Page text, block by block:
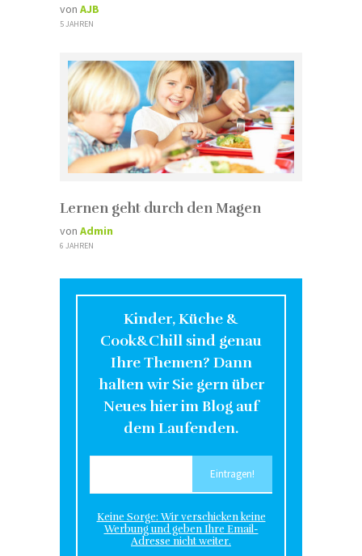
von AJB
5 JAHREN
Lernen geht durch den Magen
von Admin
6 JAHREN
Kinder, Küche &
Cook&Chill sind genau
Ihre Themen? Dann
halten wir Sie gern über
Neues hier im Blog auf
dem Laufenden.
Keine Sorge: Wir verschicken keine
Werbung und geben Ihre Email-
Adresse nicht weiter.